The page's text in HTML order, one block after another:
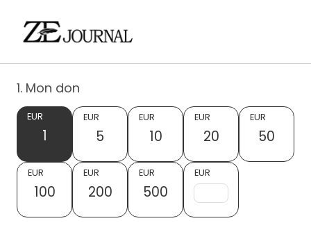
1. Mon don
EUR
1
EUR
5
EUR
10
EUR
20
EUR
50
EUR
100
EUR
200
EUR
500
EUR